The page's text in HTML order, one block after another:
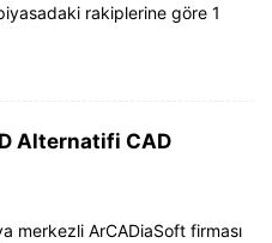
rakiplerine göre 1
Alternatifi CAD
merkezli ArCADiaSoft firması